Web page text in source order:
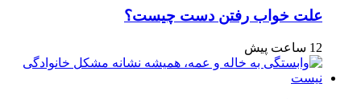
علت خواب رفتن دست چیست؟
12 ساعت پیش